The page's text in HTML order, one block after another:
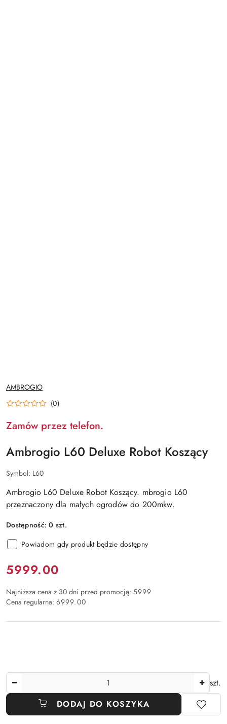
NAZWA
PRODUCENTA:
AMBROGIO
(0)
Zamów przez telefon.
Ambrogio L60 Deluxe Robot Koszący
Symbol: L60
Ambrogio L60 Deluxe Robot Koszący. mbrogio L60
przeznaczony dla małych ogrodów do 200mkw.
Dostępność:0 szt.
Powiadom gdy produkt będzie dostępny
Cena:
5999.00
Najniższa cena z 30 dni przed promocją: 5999
Cena regularna: 6999.00
szt.
DODAJ DO KOSZYKA